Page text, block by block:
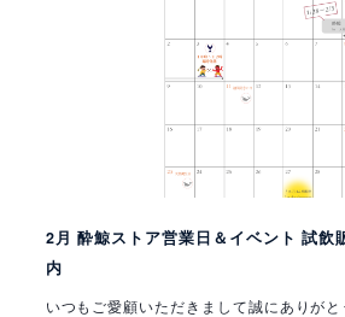
2月 酔鯨ストア営業日＆イベント 試飲
内
いつもご愛顧いただきまして誠にありが